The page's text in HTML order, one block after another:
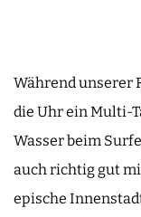
Während unserer
die Uhr ein Multi-
Wasser beim
auch richtig gut
epische